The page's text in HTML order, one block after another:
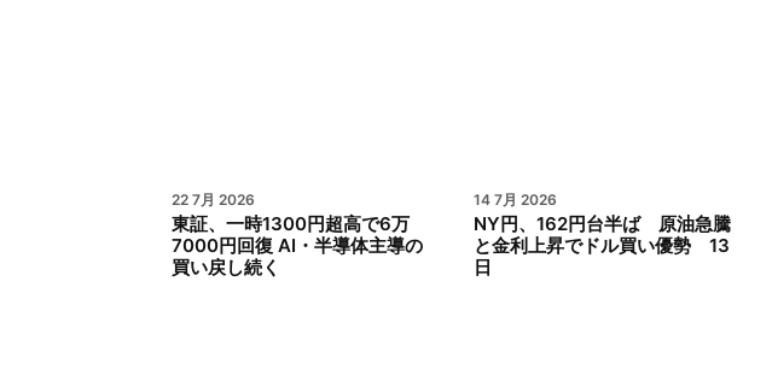
22 7月 2026
東証、一時1300円超高で6万
7000円回復 AI・半導体主導の
買い戻し続く
14 7月 2026
NY円、162円台半ば 原油急騰
と金利上昇でドル買い優勢 13
日